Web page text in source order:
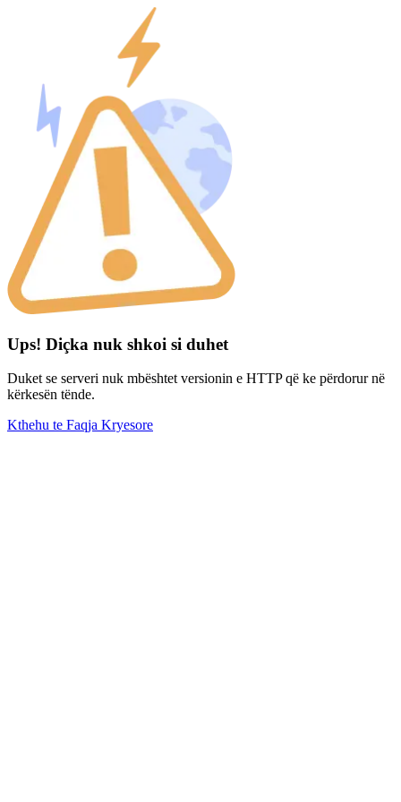
Ups! Diçka nuk shkoi si duhet
Duket se serveri nuk mbështet versionin e HTTP që ke përdorur në
kërkesën tënde.
Kthehu te Faqja Kryesore